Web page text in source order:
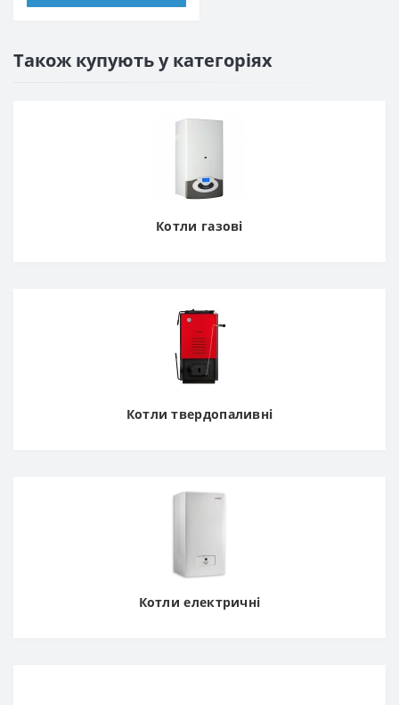
Також купують у категоріях
Котли газові
Котли твердопаливні
Котли електричні